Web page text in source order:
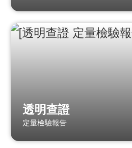
透明查證
定量檢驗報告